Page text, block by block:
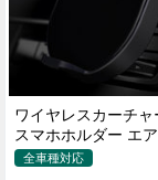
ワイヤレスカーチャ
スマホホルダー エア
出し口/ 貼り付け
全車種対応